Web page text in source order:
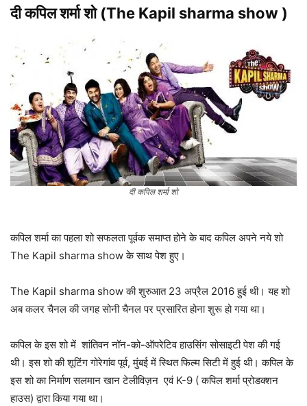
दी कपिल शर्मा शो (The Kapil sharma show )
दी कपिल शर्मा शो
कपिल शर्मा का पहला शो सफलता पूर्वक समाप्त होने के बाद कपिल अपने नये शो
The Kapil sharma show के साथ पेश हुए।
The Kapil sharma show की शुरुआत 23 अप्रैल 2016 हुई थी। यह शो
अब कलर चैनल की जगह सोनी चैनल पर प्रसारित होना शुरू हो गया था।
कपिल के इस शो में शांतिवन नॉन-को-ऑपरेटिव हाउसिंग सोसाइटी पेश की गई
थी। इस शो की शूटिंग गोरेगांव पूर्व, मुंबई में स्थित फिल्म सिटी में हुई थी। कपिल के
इस शो का निर्माण सलमान खान टेलीविज़न एवं K-9 ( कपिल शर्मा प्रोडक्शन
हाउस) द्वारा किया गया था।